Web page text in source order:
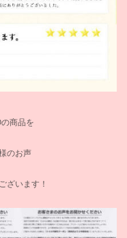
商品を
のお声
ざいます！